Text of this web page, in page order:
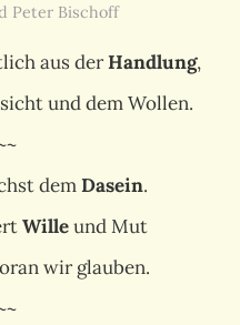
Peter Bischoff
aus derHandlung,
und dem Wollen.
demDasein.
Willeund Mut
wir glauben.